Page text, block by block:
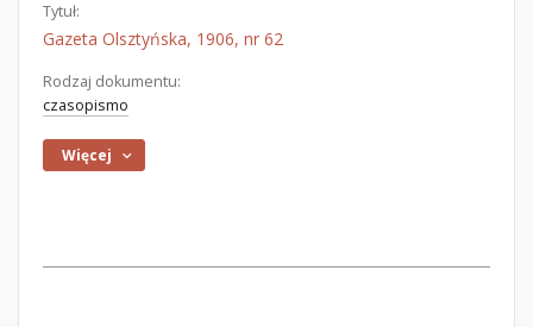
Tytuł:
Gazeta Olsztyńska, 1906, nr 62
Rodzaj dokumentu:
czasopismo
Więcej